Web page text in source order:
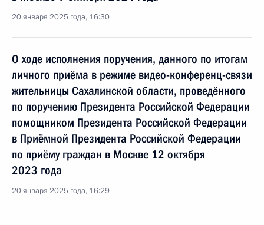
20 января 2025 года, 16:30
О ходе исполнения поручения, данного по итогам
личного приёма в режиме видео-конференц-связи
жительницы Сахалинской области, проведённого
по поручению Президента Российской Федерации
помощником Президента Российской Федерации
в Приёмной Президента Российской Федерации
по приёму граждан в Москве 12 октября
2023 года
20 января 2025 года, 16:29